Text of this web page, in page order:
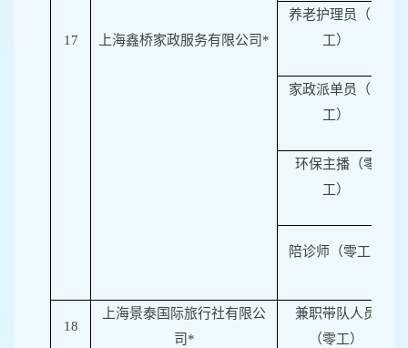
17 上海鑫桥家政服务有限公司*
养老护理员（零
工）
家政派单员（零
工）
环保主播（零
工）
陪诊师（零工）
18
上海景泰国际旅行社有限公
司*
兼职带队人员
（零工）